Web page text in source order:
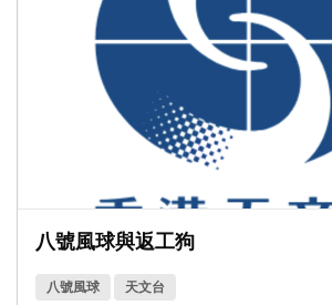
八號風球與返工狗
八號風球 天文台